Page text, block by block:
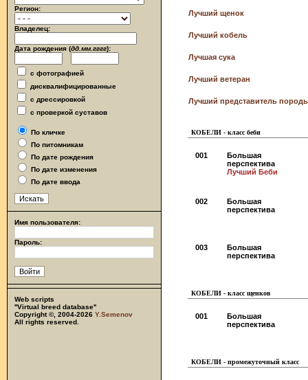
Регион:
Владелец:
Дата рождения (дд.мм.гггг):
с фотографией
дисквалифицированные
с дрессировкой
с проверкой суставов
По кличке
По питомникам
По дате рождения
По дате изменения
По дате ввода
Имя пользователя:
Пароль:
Web scripts
''Virtual breed database''
Copyright ©, 2004-2026 Y.Semenov
All rights reserved.
Лучший щенок
Лучший кобель
Лучшая сука
Лучший ветеран
Лучший представитель
КОБЕЛИ - класс беби
001
Большая
перспектива
Лучший Беби
002
Большая
перспектива
003
Большая
перспектива
КОБЕЛИ - класс щенков
001
Большая
перспектива
КОБЕЛИ - промежуточный класс